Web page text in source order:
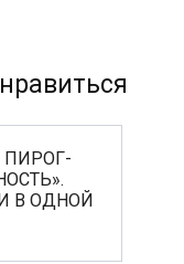
В ОДНОЙ